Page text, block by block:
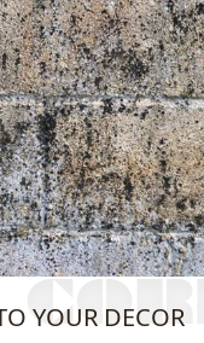
YOUR DECOR